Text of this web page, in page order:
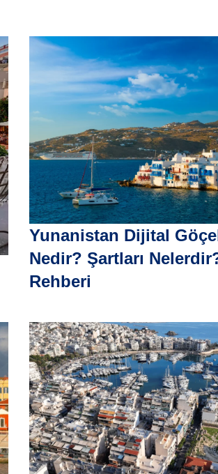
Yunanistan Dijital
Nedir? Şartları
Rehberi